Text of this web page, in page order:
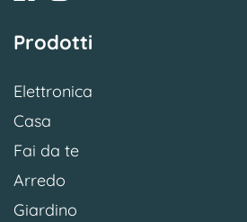
Prodotti
Elettronica
Casa
Fai da te
Arredo
Giardino